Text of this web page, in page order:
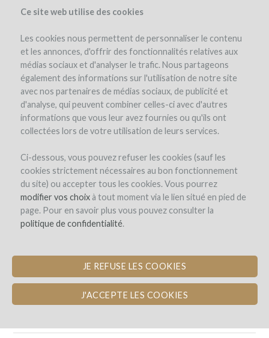
Ce site web utilise des cookies
Les cookies nous permettent de personnaliser le contenu
et les annonces, d'offrir des fonctionnalités relatives aux
médias sociaux et d'analyser le trafic. Nous partageons
également des informations sur l'utilisation de notre site
avec nos partenaires de médias sociaux, de publicité et
d'analyse, qui peuvent combiner celles-ci avec d'autres
informations que vous leur avez fournies ou qu'ils ont
collectées lors de votre utilisation de leurs services.
Ci-dessous, vous pouvez refuser les cookies (sauf les
cookies strictement nécessaires au bon fonctionnement
du site) ou accepter tous les cookies. Vous pourrez
modifier vos choixà tout moment via le lien situé en pied de
page. Pour en savoir plus vous pouvez consulter la
politique de confidentialité.
JE REFUSE LES COOKIES
J'ACCEPTE LES COOKIES
the project estate team expert opinion interest in wine
cost & risk investment details documents
Château Montplaisir
DEVELOPMENT OF WINE TOURISM
LES AVIS D'EXPERTS